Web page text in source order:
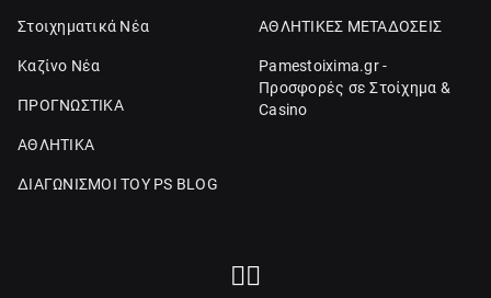
Στοιχηματικά Νέα
Καζίνο Νέα
ΠΡΟΓΝΩΣΤΙΚΑ
ΑΘΛΗΤΙΚΑ
ΔΙΑΓΩΝΙΣΜΟΙ ΤΟΥ PS BLOG
ΑΘΛΗΤΙΚΕΣ ΜΕΤΑΔΟΣΕΙΣ
Pamestoixima.gr -
Προσφορές σε Στοίχημα &
Casino